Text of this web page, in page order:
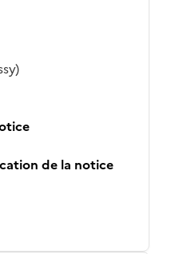
de la notice